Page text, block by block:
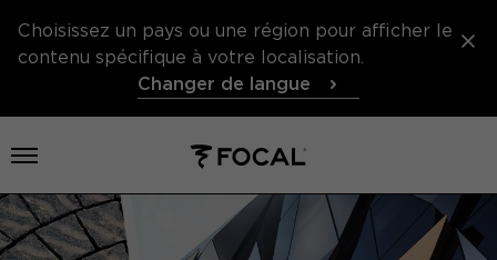
Choisissez un pays ou une région pour afficher le
contenu spécifique à votre localisation.
Changer de langue
Ouvrir le menu